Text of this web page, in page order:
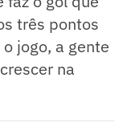
três pontos
jogo, a gente
na